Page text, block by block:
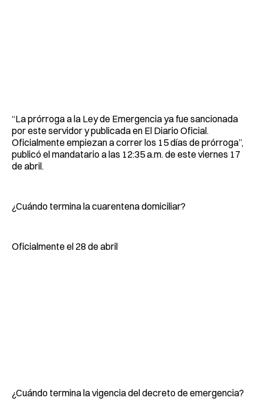
“La prórroga a la Ley de Emergencia ya fue sancionada
por este servidor y publicada en El Diario Oficial.
Oficialmente empiezan a correr los 15 días de prórroga”,
publicó el mandatario a las 12:35 a.m. de este viernes 17
de abril.
¿Cuándo termina la cuarentena domiciliar?
Oficialmente el 28 de abril
¿Cuándo termina la vigencia del decreto de emergencia?